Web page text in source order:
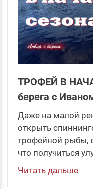
ТРОФЕЙ В
берега с
Даже на малой
открыть
трофейной рыбы,
что получиться
Читать дальше